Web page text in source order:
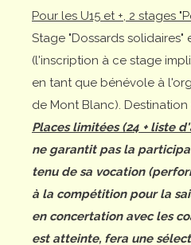
Pour les U15 et +, 2 stages
Stage "Dossards solidaires"
(l'inscription à ce stage
en tant que bénévole à
de Mont Blanc). Destination
Places limitées (24 + liste
ne garantit pas la
tenu de sa vocation
à la compétition pour la
en concertation avec les
est atteinte, fera une